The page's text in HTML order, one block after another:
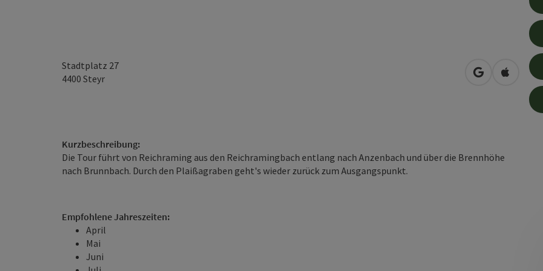
Stadtplatz 27
4400 Steyr in Google
in
Kurzbeschreibung:
Die Tour führt von Reichraming aus den Reichramingbach entlang nach Anzenbach und über die Brennhöhe
nach Brunnbach. Durch den Plaißagraben geht's wieder zurück zum Ausgangspunkt.
Empfohlene Jahreszeiten:
April
Mai
Juni